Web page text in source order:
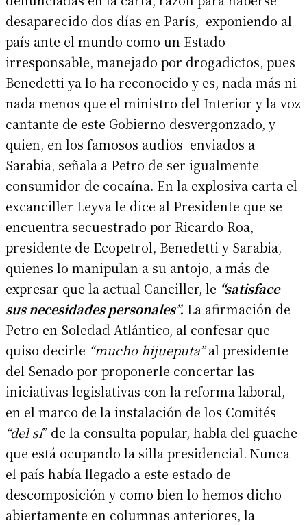
desaparecido dos días en París, exponiendo al
país ante el mundo como un Estado
irresponsable, manejado por drogadictos, pues
Benedetti ya lo ha reconocido y es, nada más ni
nada menos que el ministro del Interior y la voz
cantante de este Gobierno desvergonzado, y
quien, en los famosos audios enviados a
Sarabia, señala a Petro de ser igualmente
consumidor de cocaína. En la explosiva carta el
excanciller Leyva le dice al Presidente que se
encuentra secuestrado por Ricardo Roa,
presidente de Ecopetrol, Benedetti y Sarabia,
quienes lo manipulan a su antojo, a más de
expresar que la actual Canciller, le “satisface
sus necesidades personales”. La afirmación de
Petro en Soledad Atlántico, al confesar que
quiso decirle “mucho hijueputa”al presidente
del Senado por proponerle concertar las
iniciativas legislativas con la reforma laboral,
en el marco de la instalación de los Comités
“del sí” de la consulta popular, habla del guache
que está ocupando la silla presidencial. Nunca
el país había llegado a este estado de
descomposición y como bien lo hemos dicho
abiertamente en columnas anteriores, la